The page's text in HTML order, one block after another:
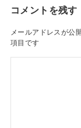
コメントを残す
メールアドレスが公
項目です